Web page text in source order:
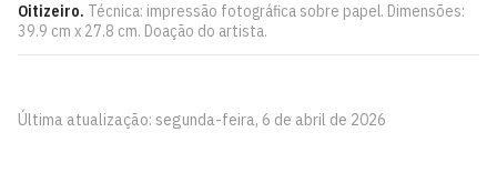
Oitizeiro. Técnica: impressão fotográfica sobre papel. Dimensões:
39.9 cm x 27.8 cm. Doação do artista.
Última atualização: segunda-feira, 6 de abril de 2026